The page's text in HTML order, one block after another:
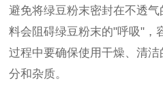
避免将绿豆粉末密封在不透
料会阻碍绿豆粉末的"呼吸"，
过程中要确保使用干燥、清
分和杂质。